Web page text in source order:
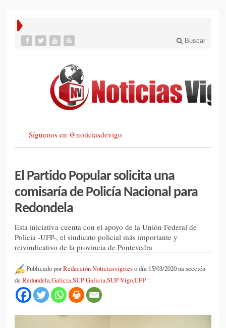
Buscar
Síguenos en @noticiasdevigo
El Partido Popular solicita una
comisaría de Policía Nacional para
Redondela
Esta iniciativa cuenta con el apoyo de la Unión Federal de
Policía -UFP-, el sindicato policial más importante y
reivindicativo de la provincia de Pontevedra
Publicado porRedacción Noticiasvigo.eso día 15/03/2020 na sección
de Redondela,Galicia,SUP Galicia,SUP Vigo,UFP